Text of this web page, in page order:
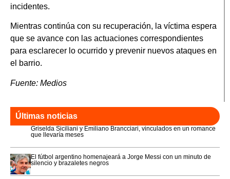
incidentes.
Mientras continúa con su recuperación, la víctima espera
que se avance con las actuaciones correspondientes
para esclarecer lo ocurrido y prevenir nuevos ataques en
el barrio.
Fuente: Medios
Últimas noticias
Griselda Siciliani y Emiliano Brancciari, vinculados en un romance
que llevaría meses
El fútbol argentino homenajeará a Jorge Messi con un minuto de
silencio y brazaletes negros